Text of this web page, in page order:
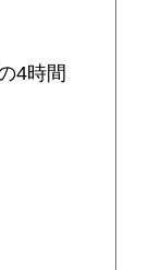
4時間